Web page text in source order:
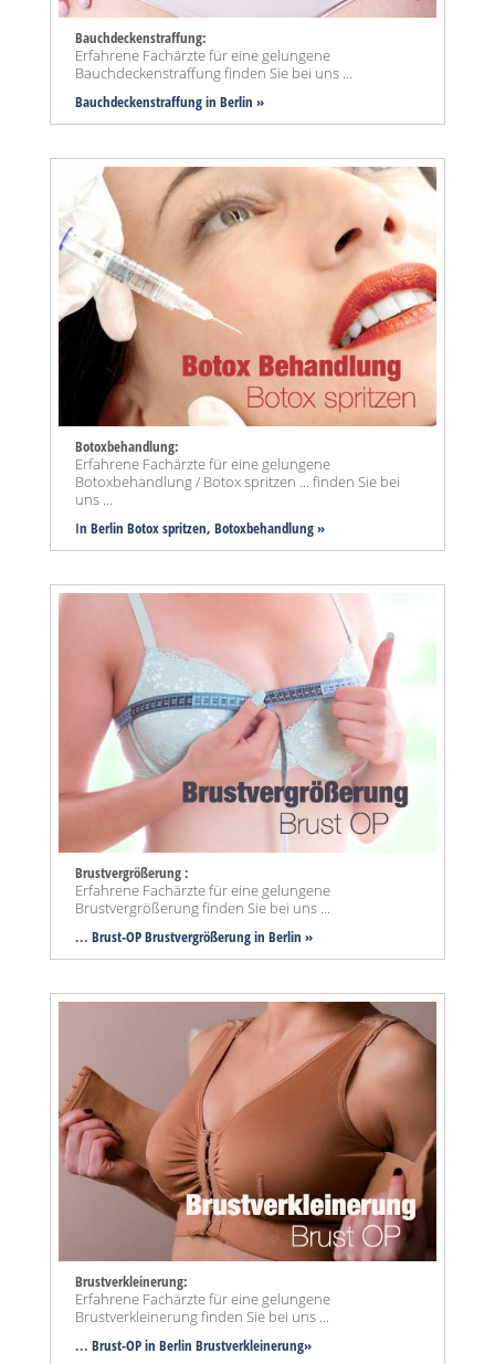
Bauchdeckenstraffung:
Erfahrene Fachärzte für eine gelungene
Bauchdeckenstraffung finden Sie bei uns ...
Bauchdeckenstraffungin Berlin »
Botoxbehandlung:
Erfahrene Fachärzte für eine gelungene
Botoxbehandlung / Botox spritzen ... finden Sie bei
uns ...
In Berlin Botox spritzen, Botoxbehandlung »
Brustvergrößerung :
Erfahrene Fachärzte für eine gelungene
Brustvergrößerung finden Sie bei uns ...
... Brust-OP Brustvergrößerung in Berlin »
Brustverkleinerung:
Erfahrene Fachärzte für eine gelungene
Brustverkleinerung finden Sie bei uns ...
... Brust-OP in Berlin Brustverkleinerung»